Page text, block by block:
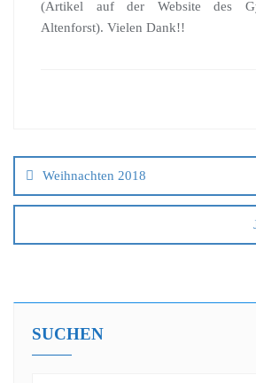
(Artikel auf der Website des
Altenforst). Vielen Dank!!
Weihnachten 2018
SUCHEN